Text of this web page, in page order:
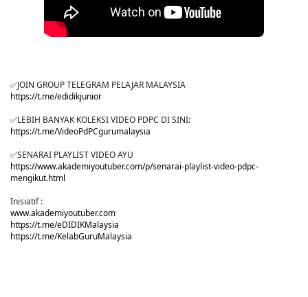
✅JOIN GROUP TELEGRAM PELAJAR MALAYSIA
https://t.me/edidikjunior
✅LEBIH BANYAK KOLEKSI VIDEO PDPC DI SINI:
https://t.me/VideoPdPCgurumalaysia
✅SENARAI PLAYLIST VIDEO AYU
https://www.akademiyoutuber.com/p/senarai-playlist-video-pdpc-
mengikut.html
Inisiatif :
www.akademiyoutuber.com
https://t.me/eDIDIKMalaysia
https://t.me/KelabGuruMalaysia